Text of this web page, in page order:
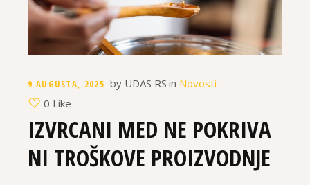
9 AUGUSTA, 2025 by UDAS RS in Novosti
0 Like
IZVRCANI MED NE POKRIVA
NI TROŠKOVE PROIZVODNJE